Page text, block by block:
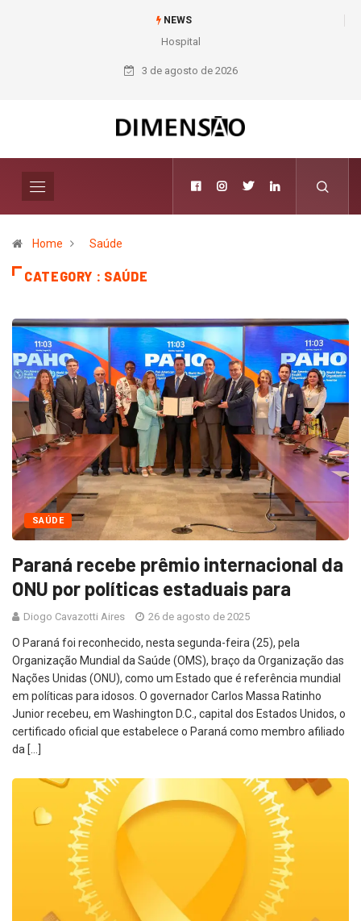
NEWS
Hospital INC destaca experiência em tratamento de valvopatias em
congresso
3 de agosto de 2026
Home Saúde
CATEGORY : SAÚDE
SAÚDE
Paraná recebe prêmio internacional da
ONU por políticas estaduais para
Diogo Cavazotti Aires 26 de agosto de 2025
O Paraná foi reconhecido, nesta segunda-feira (25), pela
Organização Mundial da Saúde (OMS), braço da Organização das
Nações Unidas (ONU), como um Estado que é referência mundial
em políticas para idosos. O governador Carlos Massa Ratinho
Junior recebeu, em Washington D.C., capital dos Estados Unidos, o
certificado oficial que estabelece o Paraná como membro afiliado
da […]